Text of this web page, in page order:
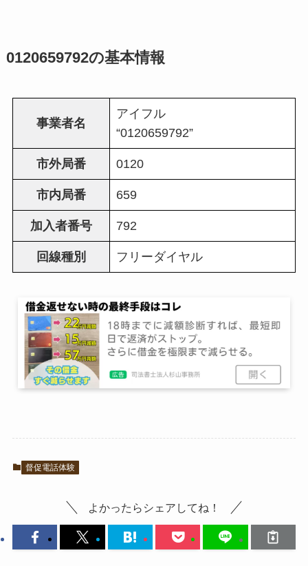
0120659792の基本情報
事業者名
アイフル
“0120659792”
市外局番 0120
市内局番 659
加入者番号 792
回線種別 フリーダイヤル
督促電話体験
よかったらシェアしてね！